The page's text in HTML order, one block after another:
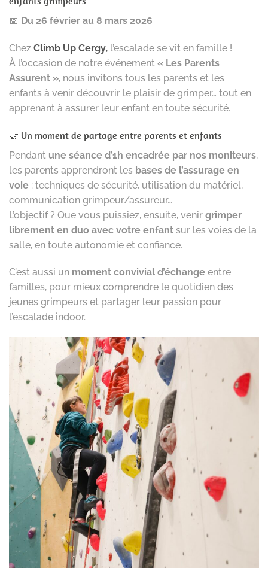
📅 Du 26 février au 8 mars 2026
Chez Climb Up Cergy, l’escalade se vit en famille !
À l’occasion de notre événement « Les Parents
Assurent », nous invitons tous les parents et les
enfants à venir découvrir le plaisir de grimper… tout en
apprenant à assurer leur enfant en toute sécurité.
🤝 Un moment de partage entre parents et enfants
Pendant une séance d’1h encadrée par nos moniteurs,
les parents apprendront les bases de l’assurage en
voie : techniques de sécurité, utilisation du matériel,
communication grimpeur/assureur…
L’objectif ? Que vous puissiez, ensuite, venir grimper
librement en duo avec votre enfant sur les voies de la
salle, en toute autonomie et confiance.
C’est aussi un moment convivial d’échange entre
familles, pour mieux comprendre le quotidien des
jeunes grimpeurs et partager leur passion pour
l’escalade indoor.